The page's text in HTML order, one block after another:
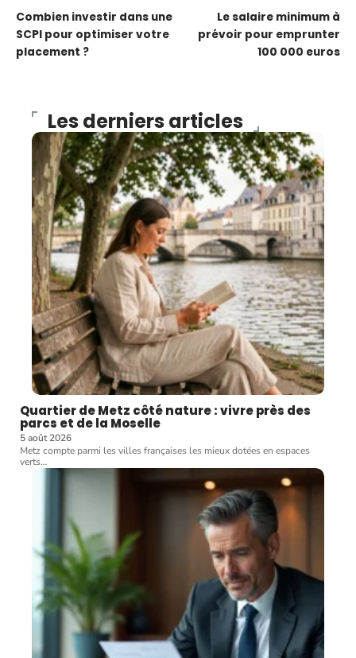
Combien investir dans une
SCPI pour optimiser votre
placement ?
Le salaire minimum à
prévoir pour emprunter
100 000 euros
Les derniers articles
Quartier de Metz côté nature : vivre près des
parcs et de la Moselle
5 août 2026
Metz compte parmi les villes françaises les mieux dotées en espaces
verts…